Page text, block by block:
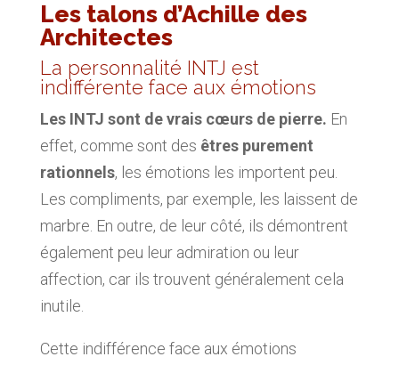
Les talons d’Achille des
Architectes
La personnalité INTJ est
indifférente face aux émotions
Les INTJ sont de vrais cœurs de pierre. En
effet, comme sont des êtres purement
rationnels, les émotions les importent peu.
Les compliments, par exemple, les laissent de
marbre. En outre, de leur côté, ils démontrent
également peu leur admiration ou leur
affection, car ils trouvent généralement cela
inutile.
Cette indifférence face aux émotions